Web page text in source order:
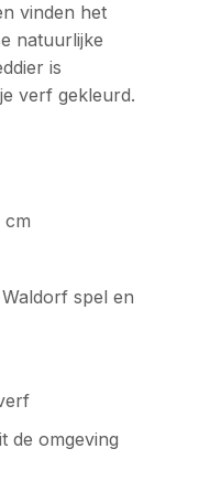
vinden het
natuurlijke
is
verf gekleurd.
cm
spel en
de omgeving